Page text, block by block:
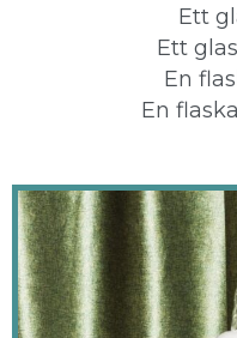
Ett
Ett
En
En